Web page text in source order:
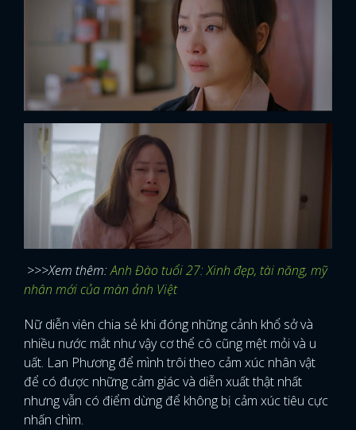
>>>Xem thêm:Anh Đào tuổi 27: Xinh đẹp, tài năng, mỹ
nhân mới của màn ảnh Việt
Nữ diễn viên chia sẻ khi đóng những cảnh khổ sở và
nhiều nước mắt như vậy cơ thể cô cũng mệt mỏi và u
uất. Lan Phương để mình trôi theo cảm xúc nhân vật
để có được những cảm giác và diễn xuất thật nhất
nhưng vẫn có điểm dừng để không bị cảm xúc tiêu cực
nhấn chìm.